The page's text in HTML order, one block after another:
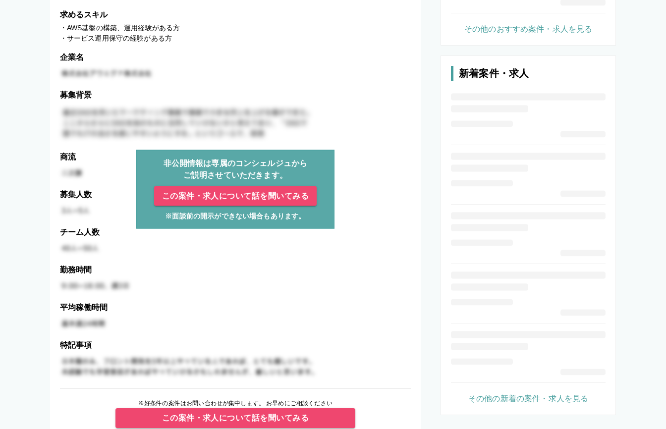
求めるスキル
・AWS基盤の構築、運用経験がある方
・サービス運用保守の経験がある方
企業名
募集背景
商流
非公開情報は専属のコンシェルジュから
ご説明させていただきます。
この案件・求人について話を聞いてみる
※面談前の開示ができない場合もあります。
募集人数
チーム人数
勤務時間
平均稼働時間
特記事項
※好条件の案件はお問い合わせが集中します。 お早めにご相談ください
この案件・求人について話を聞いてみる
その他のおすすめ案件・求人を見る
新着案件・求人
その他の新着の案件・求人を見る